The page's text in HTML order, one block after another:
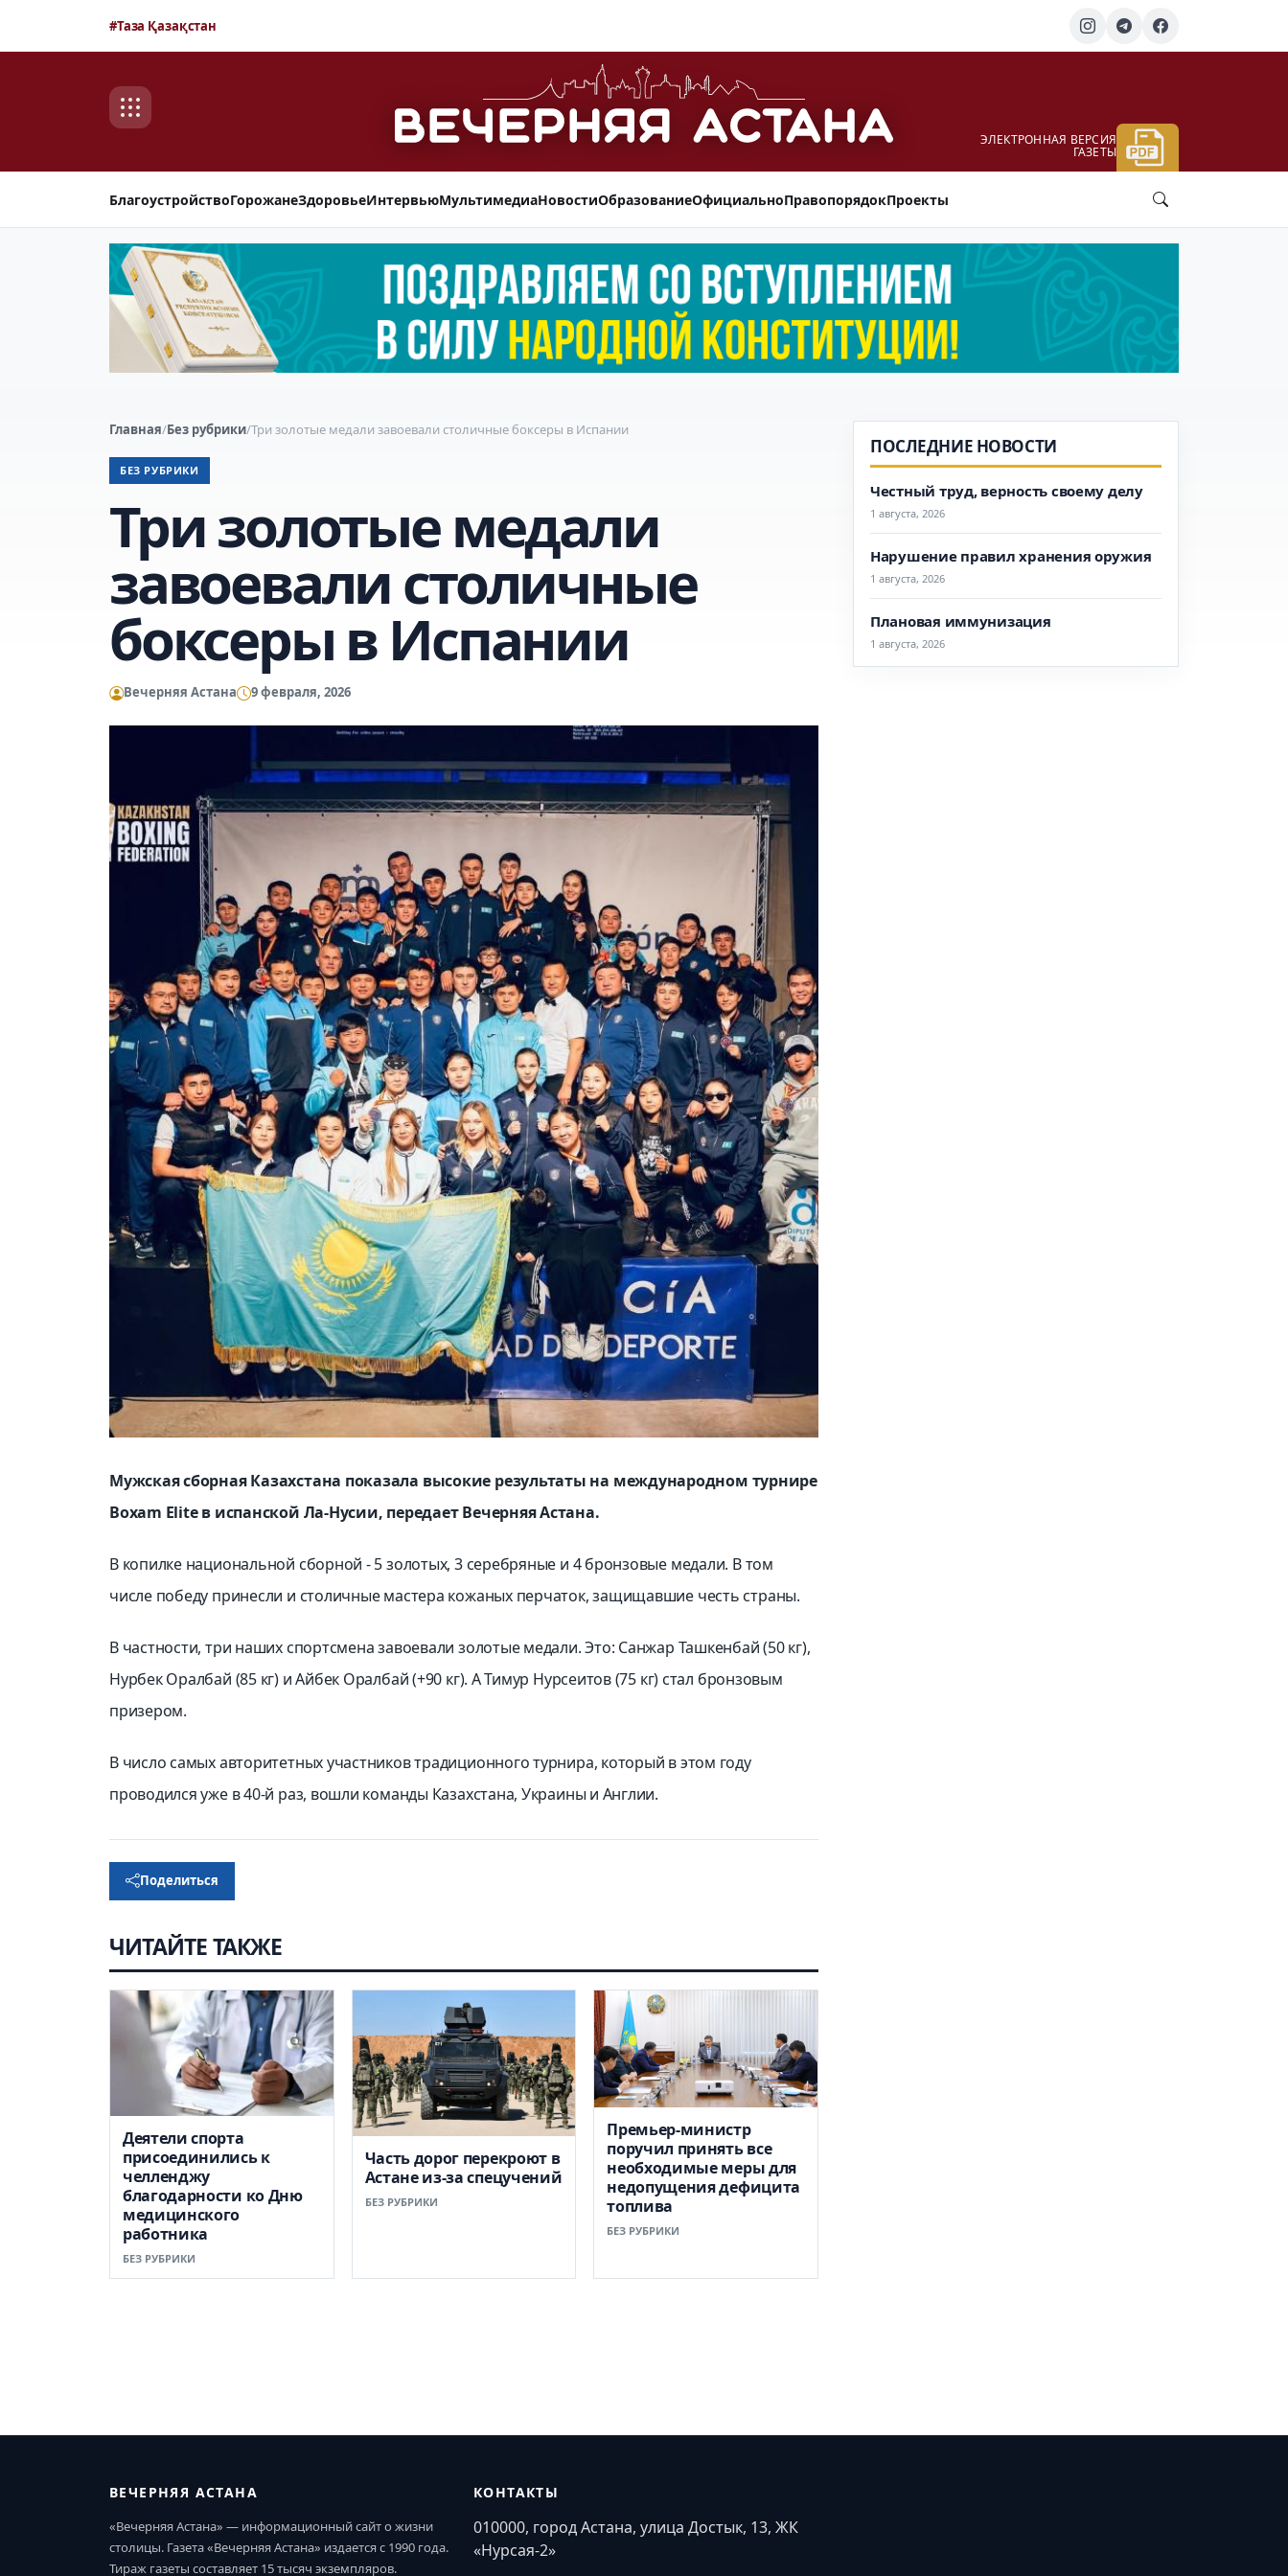
#Таза Қазақстан
ЭЛЕКТРОННАЯ ВЕРСИЯ
ГАЗЕТЫ
БлагоустройствоГорожанеЗдоровьеИнтервьюМультимедиаНовостиОбразованиеОфициальноПравопорядокПроекты
Главная/Без рубрики/Три золотые медали завоевали столичные боксеры в Испании
БЕЗ РУБРИКИ
Три золотые медали
завоевали столичные
боксеры в Испании
Вечерняя Астана 9 февраля, 2026
Мужская сборная Казахстана показала высокие результаты на международном турнире
Boxam Elite в испанской Ла-Нусии, передает Вечерняя Астана.
В копилке национальной сборной - 5 золотых, 3 серебряные и 4 бронзовые медали. В том
числе победу принесли и столичные мастера кожаных перчаток, защищавшие честь страны.
В частности, три наших спортсмена завоевали золотые медали. Это: Санжар Ташкенбай (50 кг),
Нурбек Оралбай (85 кг) и Айбек Оралбай (+90 кг). А Тимур Нурсеитов (75 кг) стал бронзовым
призером.
В число самых авторитетных участников традиционного турнира, который в этом году
проводился уже в 40-й раз, вошли команды Казахстана, Украины и Англии.
Поделиться
ЧИТАЙТЕ ТАКЖЕ
Деятели спорта
присоединились к
челленджу
благодарности ко Дню
медицинского
работника
БЕЗ РУБРИКИ
Часть дорог перекроют в
Астане из-за спецучений
БЕЗ РУБРИКИ
Премьер-министр
поручил принять все
необходимые меры для
недопущения дефицита
топлива
БЕЗ РУБРИКИ
ПОСЛЕДНИЕ НОВОСТИ
Честный труд, верность своему делу
1 августа, 2026
Нарушение правил хранения оружия
1 августа, 2026
Плановая иммунизация
1 августа, 2026
ВЕЧЕРНЯЯ АСТАНА
«Вечерняя Астана» — информационный сайт о жизни
столицы. Газета «Вечерняя Астана» издается с 1990 года.
Тираж газеты составляет 15 тысяч экземпляров.
КОНТАКТЫ
010000, город Астана, улица Достык, 13, ЖК
«Нурсая-2»